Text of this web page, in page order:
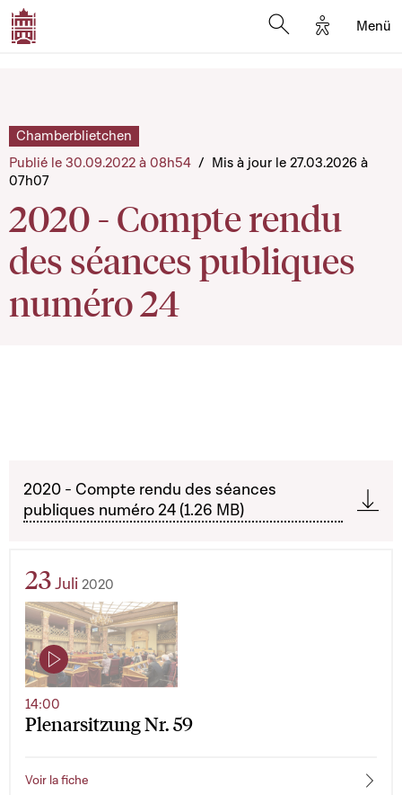
Options
Menü
2020 - Compte rendu
des séances publiques
numéro 24
Chamberblietchen
Publié le 30.09.2022 à 08h54 / Mis à jour le 27.03.2026 à
07h07
2020 - Compte rendu des séances
publiques numéro 24 (1.26 MB)
23Juli 2020
Plenarsitzung Nr. 59
14:00
Voir la fiche